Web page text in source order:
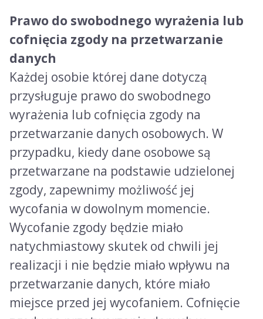
Prawo do swobodnego wyrażenia lub
cofnięcia zgody na przetwarzanie
danych
Każdej osobie której dane dotyczą
przysługuje prawo do swobodnego
wyrażenia lub cofnięcia zgody na
przetwarzanie danych osobowych. W
przypadku, kiedy dane osobowe są
przetwarzane na podstawie udzielonej
zgody, zapewnimy możliwość jej
wycofania w dowolnym momencie.
Wycofanie zgody będzie miało
natychmiastowy skutek od chwili jej
realizacji i nie będzie miało wpływu na
przetwarzanie danych, które miało
miejsce przed jej wycofaniem. Cofnięcie